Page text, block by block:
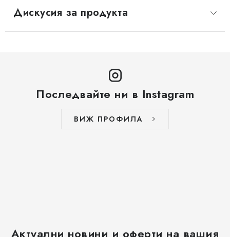
Дискусия за продукта
Последвайте ни в Instagram
ВИЖ ПРОФИЛА
Актуални новини и оферти на вашия